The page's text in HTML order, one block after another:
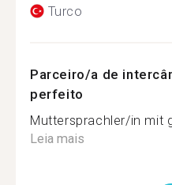
Turco
Parceiro/a de
perfeito
Muttersprachler/in mit
Leia mais